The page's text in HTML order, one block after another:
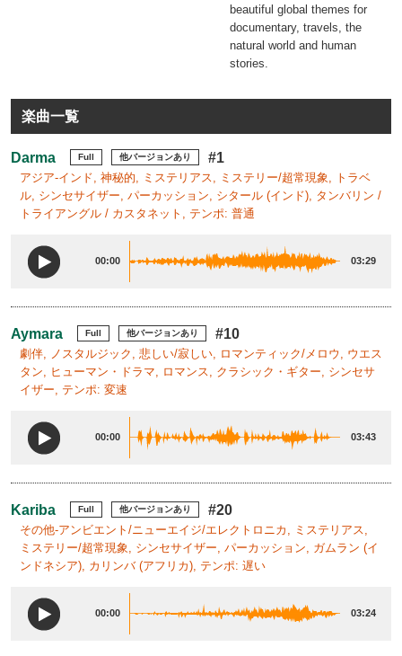
beautiful global themes for
documentary, travels, the
natural world and human
stories.
楽曲一覧
Darma Full 他バージョンあり #1
アジア-インド, 神秘的, ミステリアス, ミステリー/超常現象, トラベ
ル, シンセサイザー, パーカッション, シタール (インド), タンバリン /
トライアングル / カスタネット, テンポ: 普通
00:00 03:29
Aymara Full 他バージョンあり #10
劇伴, ノスタルジック, 悲しい/寂しい, ロマンティック/メロウ, ウエス
タン, ヒューマン・ドラマ, ロマンス, クラシック・ギター, シンセサ
イザー, テンポ: 変速
00:00 03:43
Kariba Full 他バージョンあり #20
その他-アンビエント/ニューエイジ/エレクトロニカ, ミステリアス,
ミステリー/超常現象, シンセサイザー, パーカッション, ガムラン (イ
ンドネシア), カリンバ (アフリカ), テンポ: 遅い
00:00 03:24